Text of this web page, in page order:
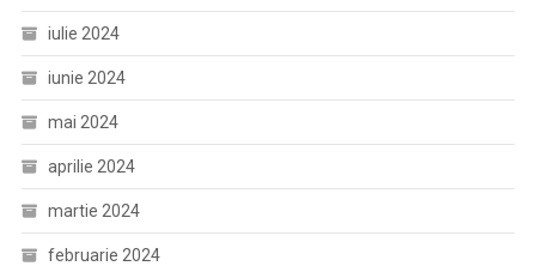
iulie 2024
iunie 2024
mai 2024
aprilie 2024
martie 2024
februarie 2024